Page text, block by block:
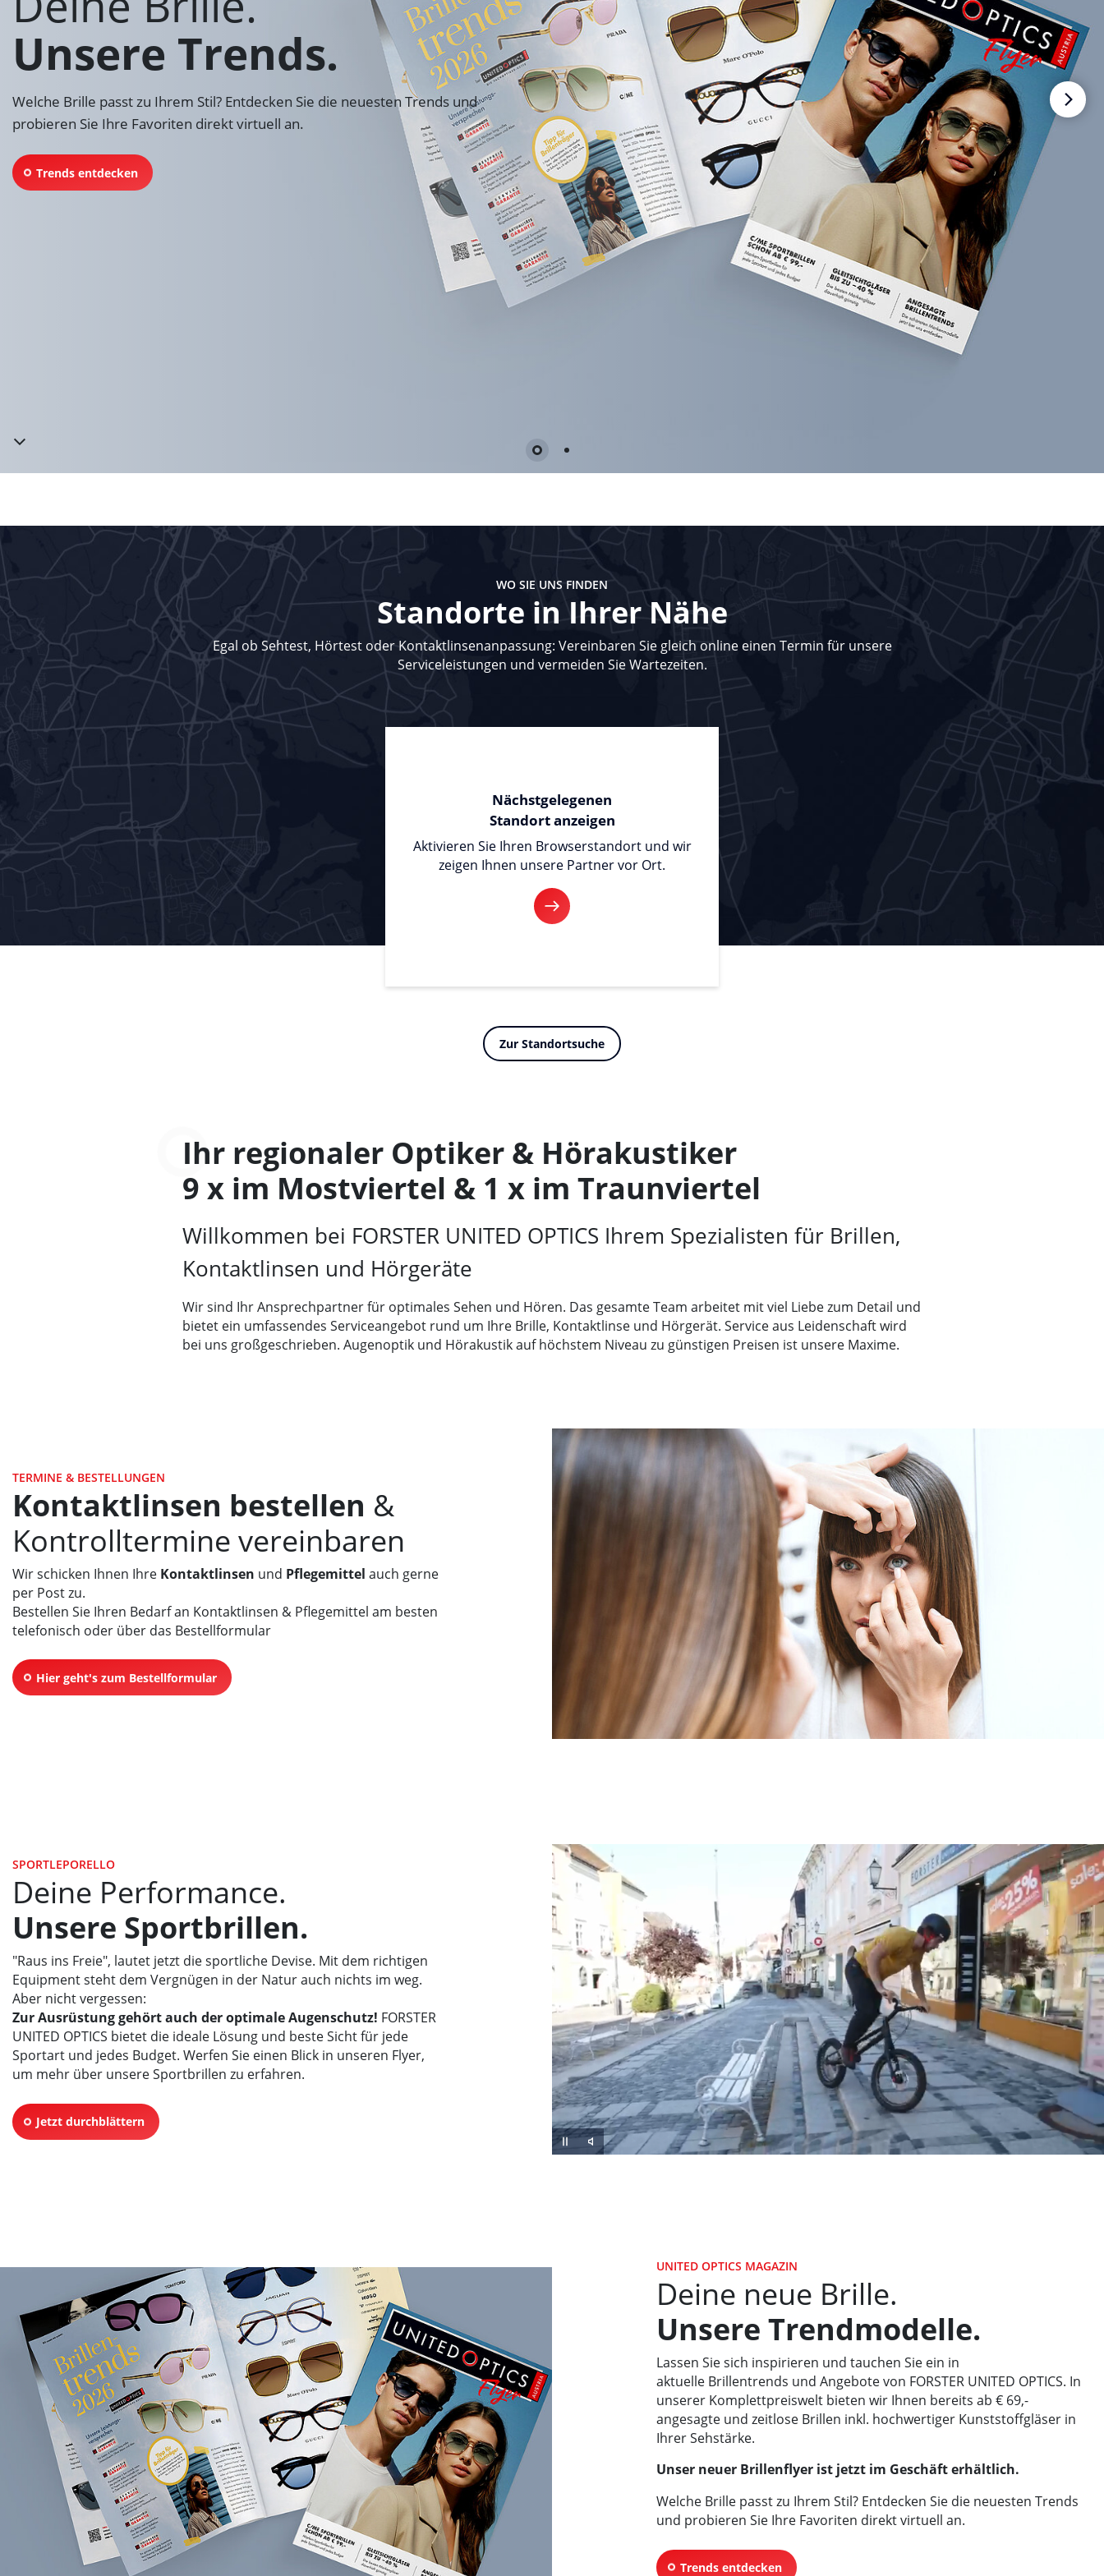
Unsere Trends.
Welche Brille passt zu Ihrem Stil? Entdecken Sie die neuesten Trends und
probieren Sie Ihre Favoriten direkt virtuell an.
Trends entdecken
WO SIE UNS FINDEN
Standorte in Ihrer Nähe
Egal ob Sehtest, Hörtest oder Kontaktlinsenanpassung: Vereinbaren Sie gleich online einen Termin für unsere
Serviceleistungen und vermeiden Sie Wartezeiten.
Nächstgelegenen
Standort anzeigen
Aktivieren Sie Ihren Browserstandort und wir
zeigen Ihnen unsere Partner vor Ort.
Zur Standortsuche
Ihr regionaler Optiker & Hörakustiker
9 x im Mostviertel & 1 x im Traunviertel
Willkommen bei FORSTER UNITED OPTICS Ihrem Spezialisten für Brillen,
Kontaktlinsen und Hörgeräte
Wir sind Ihr Ansprechpartner für optimales Sehen und Hören. Das gesamte Team arbeitet mit viel Liebe zum Detail und
bietet ein umfassendes Serviceangebot rund um Ihre Brille, Kontaktlinse und Hörgerät. Service aus Leidenschaft wird
bei uns großgeschrieben. Augenoptik und Hörakustik auf höchstem Niveau zu günstigen Preisen ist unsere Maxime.
TERMINE & BESTELLUNGEN
Kontaktlinsen bestellen &
Kontrolltermine vereinbaren
Wir schicken Ihnen Ihre Kontaktlinsen und Pflegemittel auch gerne
per Post zu.
Bestellen Sie Ihren Bedarf an Kontaktlinsen & Pflegemittel am besten
telefonisch oder über das Bestellformular
Hier geht's zum Bestellformular
SPORTLEPORELLO
Deine Performance.
Unsere Sportbrillen.
"Raus ins Freie", lautet jetzt die sportliche Devise. Mit dem richtigen
Equipment steht dem Vergnügen in der Natur auch nichts im weg.
Aber nicht vergessen:
Zur Ausrüstung gehört auch der optimale Augenschutz! FORSTER
UNITED OPTICS bietet die ideale Lösung und beste Sicht für jede
Sportart und jedes Budget. Werfen Sie einen Blick in unseren Flyer,
um mehr über unsere Sportbrillen zu erfahren.
Jetzt durchblättern
UNITED OPTICS MAGAZIN
Deine neue Brille.
Unsere Trendmodelle.
Lassen Sie sich inspirieren und tauchen Sie ein in
aktuelle Brillentrends und Angebote von FORSTER UNITED OPTICS. In
unserer Komplettpreiswelt bieten wir Ihnen bereits ab € 69,-
angesagte und zeitlose Brillen inkl. hochwertiger Kunststoffgläser in
Ihrer Sehstärke.
Unser neuer Brillenflyer ist jetzt im Geschäft erhältlich.
Welche Brille passt zu Ihrem Stil? Entdecken Sie die neuesten Trends
und probieren Sie Ihre Favoriten direkt virtuell an.
Trends entdecken